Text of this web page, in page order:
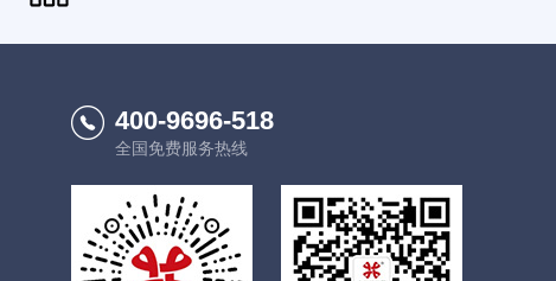
400-9696-518
全国免费服务热线